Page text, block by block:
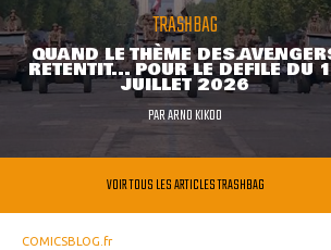
TRASHBAG
QUAND LE THÈME DES
RETENTIT... POUR LE DÉFILÉ DU
JUILLET 2026
PARARNO KIKOO
VOIR TOUS LES ARTICLES TRASHBAG
COMICSBLOG.fr